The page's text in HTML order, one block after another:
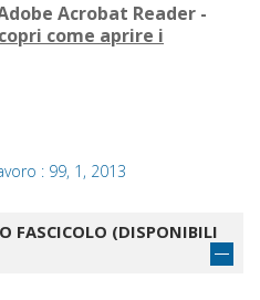
Acrobat Reader -
come aprire i
: 99, 1, 2013
FASCICOLO (DISPONIBILI